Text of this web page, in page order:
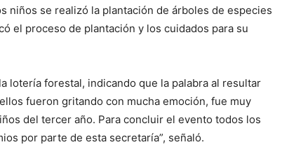
niños se realizó la plantación de árboles de especies
el proceso de plantación y los cuidados para su
lotería forestal, indicando que la palabra al resultar
fueron gritando con mucha emoción, fue muy
del tercer año. Para concluir el evento todos los
por parte de esta secretaría”, señaló.